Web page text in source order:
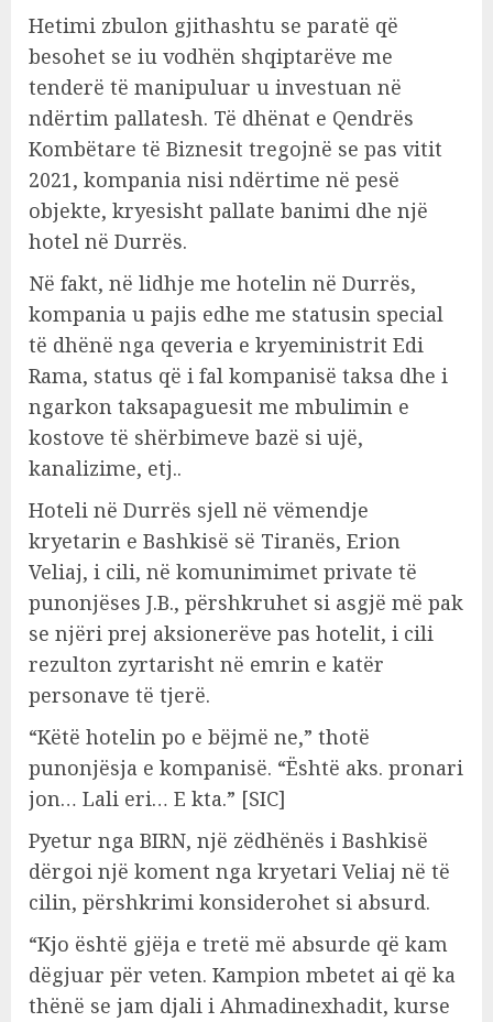
Hetimi zbulon gjithashtu se paratë që
besohet se iu vodhën shqiptarëve me
tenderë të manipuluar u investuan në
ndërtim pallatesh. Të dhënat e Qendrës
Kombëtare të Biznesit tregojnë se pas vitit
2021, kompania nisi ndërtime në pesë
objekte, kryesisht pallate banimi dhe një
hotel në Durrës.
Në fakt, në lidhje me hotelin në Durrës,
kompania u pajis edhe me statusin special
të dhënë nga qeveria e kryeministrit Edi
Rama, status që i fal kompanisë taksa dhe i
ngarkon taksapaguesit me mbulimin e
kostove të shërbimeve bazë si ujë,
kanalizime, etj..
Hoteli në Durrës sjell në vëmendje
kryetarin e Bashkisë së Tiranës, Erion
Veliaj, i cili, në komunimimet private të
punonjëses J.B., përshkruhet si asgjë më pak
se njëri prej aksionerëve pas hotelit, i cili
rezulton zyrtarisht në emrin e katër
personave të tjerë.
“Këtë hotelin po e bëjmë ne,” thotë
punonjësja e kompanisë. “Është aks. pronari
jon… Lali eri… E kta.” [SIC]
Pyetur nga BIRN, një zëdhënës i Bashkisë
dërgoi një koment nga kryetari Veliaj në të
cilin, përshkrimi konsiderohet si absurd.
“Kjo është gjëja e tretë më absurde që kam
dëgjuar për veten. Kampion mbetet ai që ka
thënë se jam djali i Ahmadinexhadit, kurse